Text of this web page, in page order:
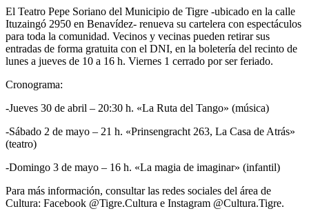
El Teatro Pepe Soriano del Municipio de Tigre -ubicado en la calle
Ituzaingó 2950 en Benavídez- renueva su cartelera con espectáculos
para toda la comunidad. Vecinos y vecinas pueden retirar sus
entradas de forma gratuita con el DNI, en la boletería del recinto de
lunes a jueves de 10 a 16 h. Viernes 1 cerrado por ser feriado.
Cronograma:
-Jueves 30 de abril – 20:30 h. «La Ruta del Tango» (música)
-Sábado 2 de mayo – 21 h. «Prinsengracht 263, La Casa de Atrás»
(teatro)
-Domingo 3 de mayo – 16 h. «La magia de imaginar» (infantil)
Para más información, consultar las redes sociales del área de
Cultura: Facebook @Tigre.Cultura e Instagram @Cultura.Tigre.